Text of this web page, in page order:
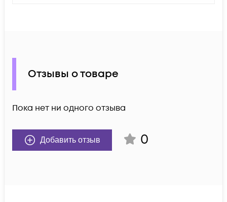
Отзывы о товаре
Пока нет ни одного отзыва
Добавить отзыв 0